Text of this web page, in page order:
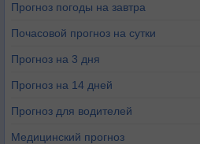
Прогноз погоды на завтра
Почасовой прогноз на сутки
Прогноз на 3 дня
Прогноз на 14 дней
Прогноз для водителей
Медицинский прогноз